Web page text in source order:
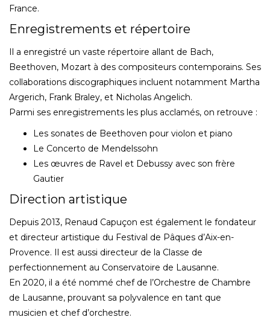
France.
Enregistrements et répertoire
Il a enregistré un vaste répertoire allant de Bach,
Beethoven, Mozart à des compositeurs contemporains. Ses
collaborations discographiques incluent notamment Martha
Argerich, Frank Braley, et Nicholas Angelich.
Parmi ses enregistrements les plus acclamés, on retrouve :
Les sonates de Beethoven pour violon et piano
Le Concerto de Mendelssohn
Les œuvres de Ravel et Debussy avec son frère
Gautier
Direction artistique
Depuis 2013, Renaud Capuçon est également le fondateur
et directeur artistique du Festival de Pâques d’Aix-en-
Provence. Il est aussi directeur de la Classe de
perfectionnement au Conservatoire de Lausanne.
En 2020, il a été nommé chef de l’Orchestre de Chambre
de Lausanne, prouvant sa polyvalence en tant que
musicien et chef d’orchestre.